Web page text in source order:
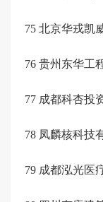
75 北京华戎凯
76 贵州东华工
77 成都科杏投
78 凤麟核科技
79 成都泓光医